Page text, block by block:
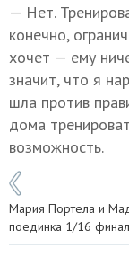
— Нет.
конечно,
хочет — ему
значит, что я
шла против
дома
возможность.
Мария Портела и
поединка 1/16